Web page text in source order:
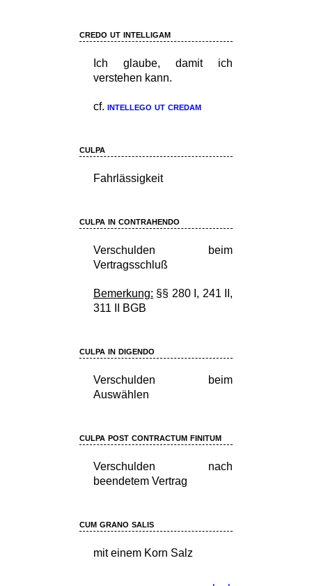
credo ut intelligam
Ich glaube, damit ich
verstehen kann.
cf. intellego ut credam
culpa
Fahrlässigkeit
culpa in contrahendo
Verschulden beim
Vertragsschluß
Bemerkung: §§ 280 I, 241 II,
311 II BGB
culpa in digendo
Verschulden beim
Auswählen
culpa post contractum finitum
Verschulden nach
beendetem Vertrag
cum grano salis
mit einem Korn Salz